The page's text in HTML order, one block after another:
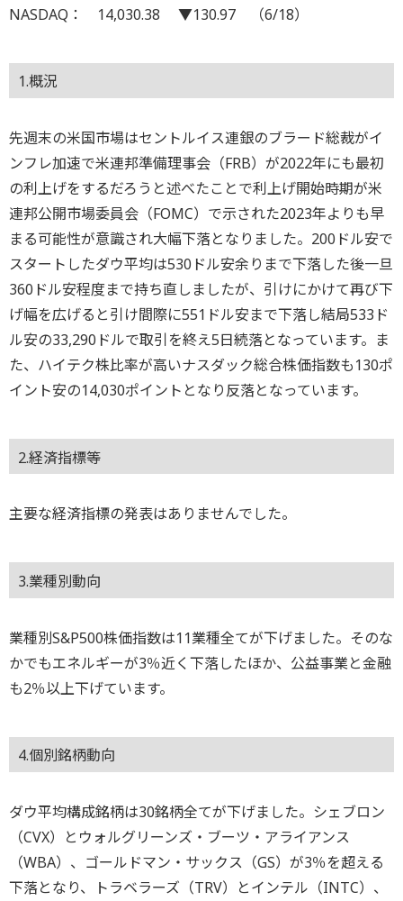
NASDAQ： 14,030.38 ▼130.97 （6/18）
1.概況
先週末の米国市場はセントルイス連銀のブラード総裁がイ
ンフレ加速で米連邦準備理事会（FRB）が2022年にも最初
の利上げをするだろうと述べたことで利上げ開始時期が米
連邦公開市場委員会（FOMC）で示された2023年よりも早
まる可能性が意識され大幅下落となりました。200ドル安で
スタートしたダウ平均は530ドル安余りまで下落した後一旦
360ドル安程度まで持ち直しましたが、引けにかけて再び下
げ幅を広げると引け間際に551ドル安まで下落し結局533ド
ル安の33,290ドルで取引を終え5日続落となっています。ま
た、ハイテク株比率が高いナスダック総合株価指数も130ポ
イント安の14,030ポイントとなり反落となっています。
2.経済指標等
主要な経済指標の発表はありませんでした。
3.業種別動向
業種別S&P500株価指数は11業種全てが下げました。そのな
かでもエネルギーが3％近く下落したほか、公益事業と金融
も2％以上下げています。
4.個別銘柄動向
ダウ平均構成銘柄は30銘柄全てが下げました。シェブロン
（CVX）とウォルグリーンズ・ブーツ・アライアンス
（WBA）、ゴールドマン・サックス（GS）が3％を超える
下落となり、トラベラーズ（TRV）とインテル（INTC）、